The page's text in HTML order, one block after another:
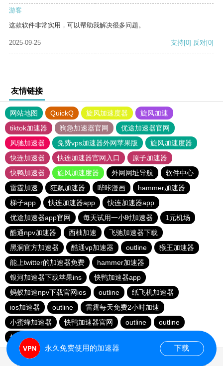
游客
这款软件非常实用，可以帮助我解决很多问题。
2025-09-25 支持[0] 反对[0]
友情链接
网站地图 QuickQ 旋风加速度器
旋风加速
tiktok加速器
狗急加速器官网
优途加速器官网
风驰加速器
免费vps加速器外网苹果版
旋风加速度器
快连加速器
快连加速器官网入口
原子加速器
快鸭加速器
旋风加速度器 外网网址导航
软件中心
雷霆加速
狂飙加速器 哔咔漫画
hammer加速器
梯子app
快连加速器app
快连加速器app
优途加速器app官网
每天试用一小时加速器
1元机场
酷通npv加速器
西柚加速
飞驰加速器下载
黑洞官方加速器
酷通vp加速器 outline
猴王加速器
能上twitter的加速器免费
hammer加速器
银河加速器下载苹果ins
快鸭加速器app
蚂蚁加速npv下载官网ios
outline
纸飞机加速器
ios加速器
outline
雷霆每天免费2小时加速
小蜜蜂加速器
快鸭加速器官网 outline
outline
快连vρn加速器
永久免费使用的加速器 下载